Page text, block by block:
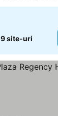
9 site-uri